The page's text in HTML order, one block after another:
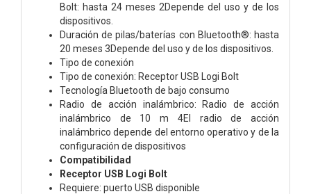
Bolt: hasta 24 meses 2Depende del uso y de los
dispositivos.
Duración de pilas/baterías con Bluetooth®: hasta
20 meses 3Depende del uso y de los dispositivos.
Tipo de conexión
Tipo de conexión: Receptor USB Logi Bolt
Tecnología Bluetooth de bajo consumo
Radio de acción inalámbrico: Radio de acción
inalámbrico de 10 m 4El radio de acción
inalámbrico depende del entorno operativo y de la
configuración de dispositivos
Compatibilidad
Receptor USB Logi Bolt
Requiere: puerto USB disponible